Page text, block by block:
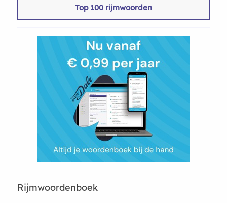
Top 100 rijmwoorden
Rijmwoordenboek